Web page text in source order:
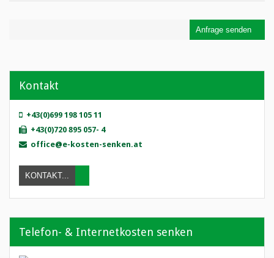
Anfrage senden
Kontakt
+43(0)699 198 105 11
+43(0)720 895 057- 4
office@e-kosten-senken.at
KONTAKT...
Telefon- & Internetkosten senken